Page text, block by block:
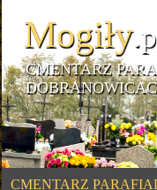
Mogiły
CMENTARZ
CMENTARZ